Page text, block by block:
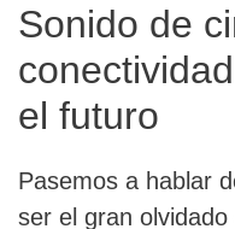
Sonido de
el futuro
Pasemos a hablar
ser el gran